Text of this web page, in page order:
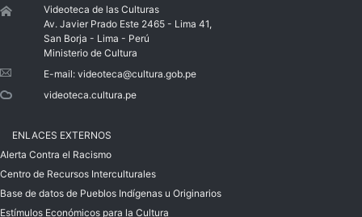
Videoteca de las Culturas
Av. Javier Prado Este 2465 - Lima 41,
San Borja - Lima - Perú
Ministerio de Cultura
E-mail: videoteca@cultura.gob.pe
videoteca.cultura.pe
ENLACES EXTERNOS
Alerta Contra el Racismo
Centro de Recursos Interculturales
Base de datos de Pueblos Indígenas u Originarios
Estímulos Económicos para la Cultura